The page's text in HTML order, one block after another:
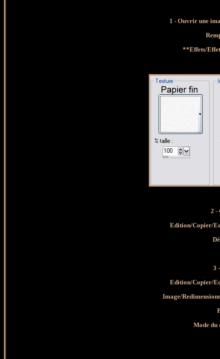
1 - Ouvrir une
**Effets/
2 -
Edition/Copier/
3
Edition/Copier/
Image/
Mode du